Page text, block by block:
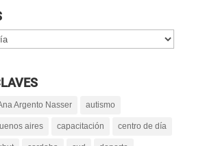
Argento Nasser autismo
aires capacitación centro de día